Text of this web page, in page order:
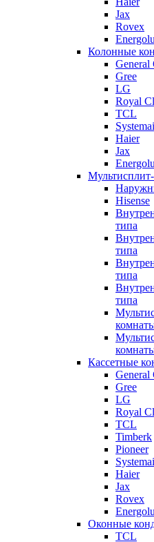
Jax
Rovex
Колонные
General
Gree
LG
Royal
TCL
Haier
Jax
Hisense
типа
типа
типа
типа
Кассетные
General
Gree
LG
Royal
TCL
Timberk
Pioneer
Haier
Jax
Rovex
Оконные
TCL